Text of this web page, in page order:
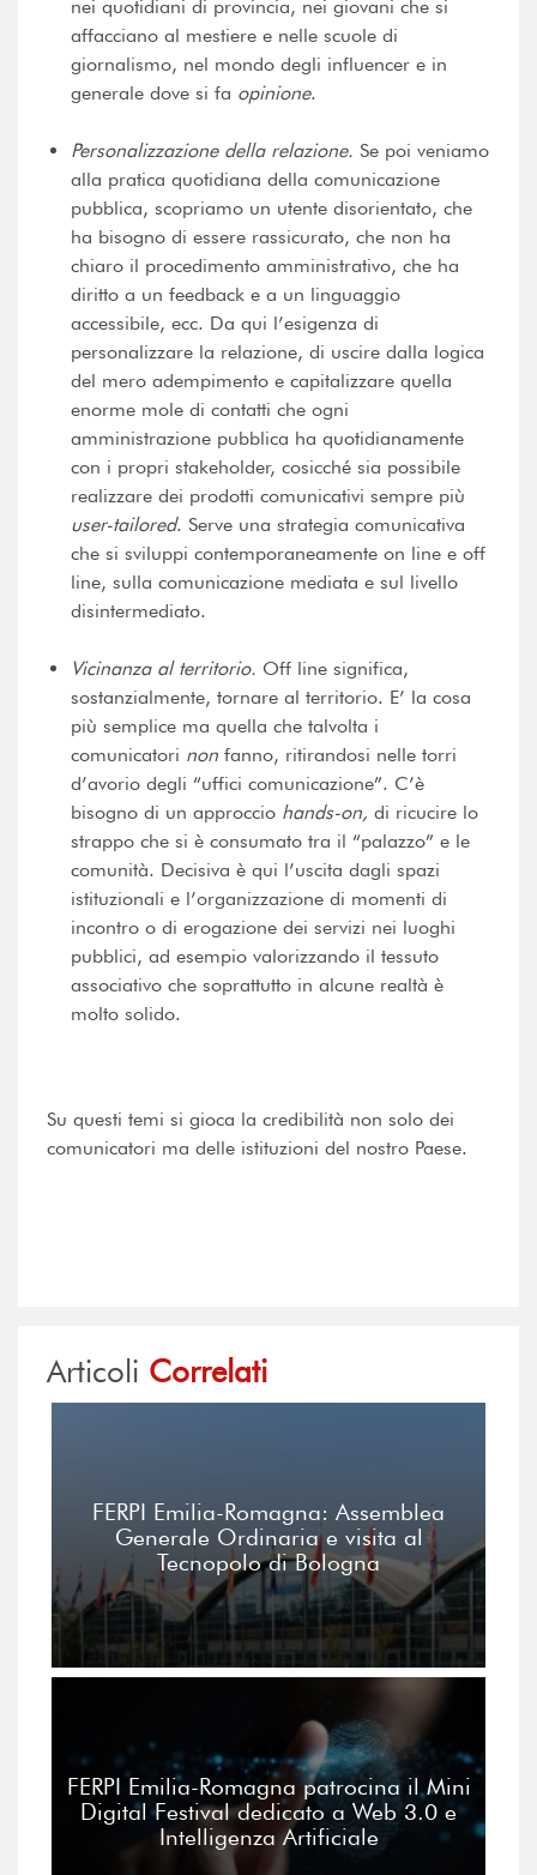
nei quotidiani di provincia, nei giovani che si
affacciano al mestiere e nelle scuole di
giornalismo, nel mondo degli influencer e in
generale dove si fa opinione.
Personalizzazione della relazione. Se poi veniamo
alla pratica quotidiana della comunicazione
pubblica, scopriamo un utente disorientato, che
ha bisogno di essere rassicurato, che non ha
chiaro il procedimento amministrativo, che ha
diritto a un feedback e a un linguaggio
accessibile, ecc. Da qui l’esigenza di
personalizzare la relazione, di uscire dalla logica
del mero adempimento e capitalizzare quella
enorme mole di contatti che ogni
amministrazione pubblica ha quotidianamente
con i propri stakeholder, cosicché sia possibile
realizzare dei prodotti comunicativi sempre più
user-tailored. Serve una strategia comunicativa
che si sviluppi contemporaneamente on line e off
line, sulla comunicazione mediata e sul livello
disintermediato.
Vicinanza al territorio. Off line significa,
sostanzialmente, tornare al territorio. E’ la cosa
più semplice ma quella che talvolta i
comunicatori non fanno, ritirandosi nelle torri
d’avorio degli “uffici comunicazione”. C’è
bisogno di un approccio hands-on, di ricucire lo
strappo che si è consumato tra il “palazzo” e le
comunità. Decisiva è qui l’uscita dagli spazi
istituzionali e l’organizzazione di momenti di
incontro o di erogazione dei servizi nei luoghi
pubblici, ad esempio valorizzando il tessuto
associativo che soprattutto in alcune realtà è
molto solido.
Su questi temi si gioca la credibilità non solo dei
comunicatori ma delle istituzioni del nostro Paese.
Articoli Correlati
FERPI Emilia-Romagna: Assemblea
Generale Ordinaria e visita al
Tecnopolo di Bologna
FERPI Emilia-Romagna patrocina il Mini
Digital Festival dedicato a Web 3.0 e
Intelligenza Artificiale